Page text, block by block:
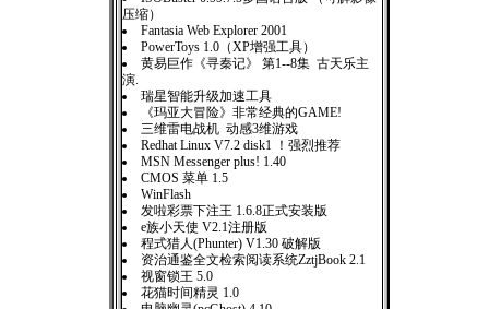
压缩）
Fantasia Web Explorer 2001
PowerToys 1.0（XP增强工具）
黄易巨作《寻秦记》 第1--8集 古天乐主
演.
瑞星智能升级加速工具
《玛亚大冒险》非常经典的GAME!
三维雷电战机 动感3维游戏
Redhat Linux V7.2 disk1 ！强烈推荐
MSN Messenger plus! 1.40
CMOS 菜单 1.5
WinFlash
发啦彩票下注王 1.6.8正式安装版
e族小天使 V2.1注册版
程式猎人(Phunter) V1.30 破解版
资治通鉴全文检索阅读系统ZztjBook 2.1
视窗锁王 5.0
花猫时间精灵 1.0